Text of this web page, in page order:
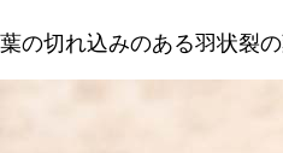
葉の切れ込みのある羽状裂